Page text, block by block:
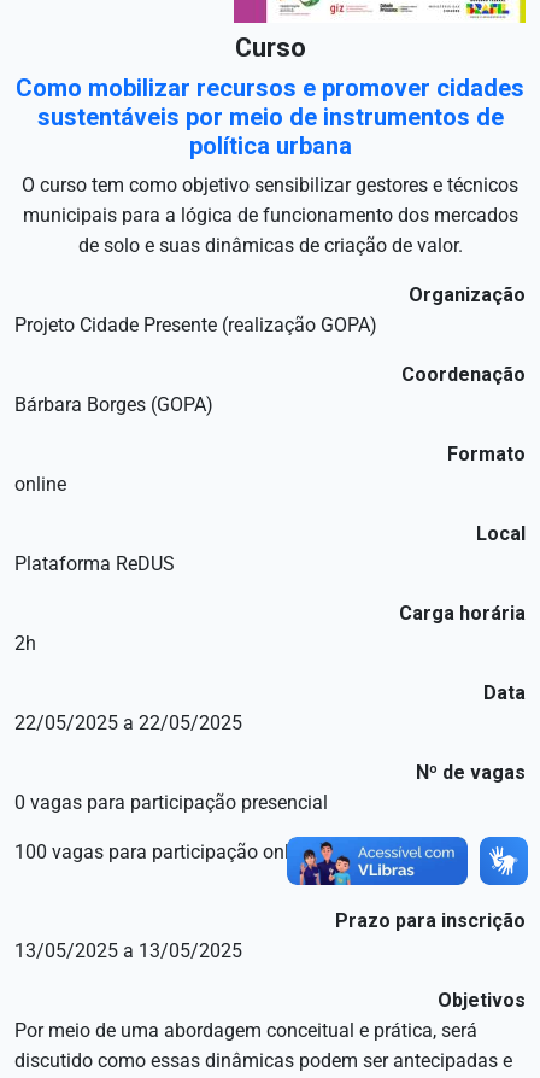
Curso
Como mobilizar recursos e promover cidades
sustentáveis por meio de instrumentos de
política urbana
O curso tem como objetivo sensibilizar gestores e técnicos
municipais para a lógica de funcionamento dos mercados
de solo e suas dinâmicas de criação de valor.
Organização
Projeto Cidade Presente (realização GOPA)
Coordenação
Bárbara Borges (GOPA)
Formato
online
Local
Plataforma ReDUS
Carga horária
2h
Data
22/05/2025 a 22/05/2025
Nº de vagas
0 vagas para participação presencial
100 vagas para participação online
Prazo para inscrição
13/05/2025 a 13/05/2025
Objetivos
Por meio de uma abordagem conceitual e prática, será
discutido como essas dinâmicas podem ser antecipadas e